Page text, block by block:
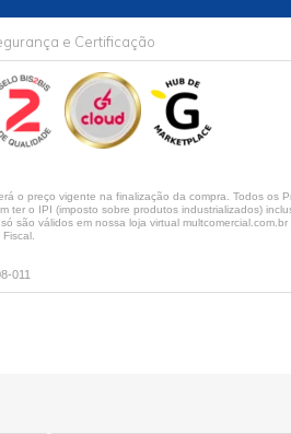
e Certificação
o preço vigente na finalização da compra. Todos os
ter o IPI (imposto sobre produtos industrializados)
são válidos em nossa loja virtual
011